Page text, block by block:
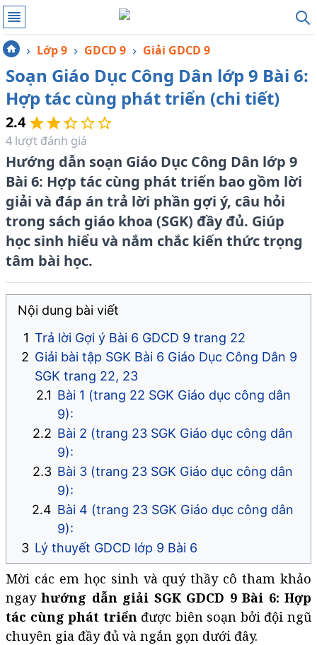
Lớp 9 GDCD 9 Giải GDCD 9
Soạn Giáo Dục Công Dân lớp 9 Bài 6:
Hợp tác cùng phát triển (chi tiết)
Hướng dẫn soạn Giáo Dục Công Dân lớp 9
Bài 6: Hợp tác cùng phát triển bao gồm lời
giải và đáp án trả lời phần gợi ý, câu hỏi
trong sách giáo khoa (SGK) đầy đủ. Giúp
học sinh hiểu và nắm chắc kiến thức trọng
tâm bài học.
2.4
4 lượt đánh giá
Nội dung bài viết
Trả lời Gợi ý Bài 6 GDCD 9 trang 22
Giải bài tập SGK Bài 6 Giáo Dục Công Dân 9
SGK trang 22, 23
Bài 1 (trang 22 SGK Giáo dục công dân
9):
Bài 2 (trang 23 SGK Giáo dục công dân
9):
Bài 3 (trang 23 SGK Giáo dục công dân
9):
Bài 4 (trang 23 SGK Giáo dục công dân
9):
Lý thuyết GDCD lớp 9 Bài 6
Mời các em học sinh và quý thầy cô tham khảo
ngayhướng dẫn giải SGK GDCD 9 Bài 6: Hợp
tác cùng phát triển được biên soạn bởi đội ngũ
chuyên gia đầy đủ và ngắn gọn dưới đây.